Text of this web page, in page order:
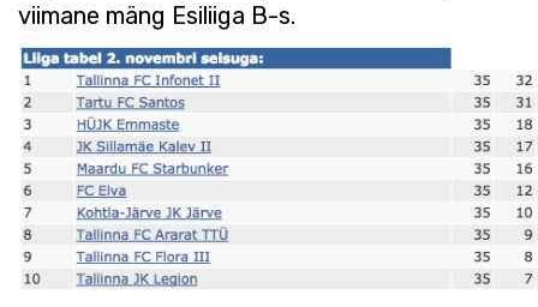
viimane mäng Esiliiga B-s.